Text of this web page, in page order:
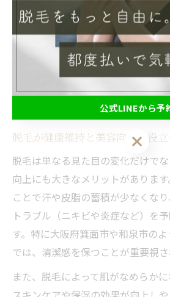
わせて、脱毛とトレーニングをバ
ことが、健康的な体作りへの近道と
美容と健康を両立
脱毛が健康維持と美容向上に役
脱毛は単なる見た目の変化だけで
向上にも大きなメリットがありま
ことで汗や皮脂の蓄積が少なくな
トラブル（ニキビや炎症など）を
す。特に大阪府箕面市や和泉市の
では、清潔感を保つことが重要視さ
また、脱毛によって肌がなめらか
公式LINEから予
公式LINEから予